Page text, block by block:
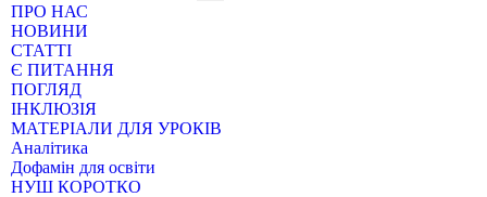
ПРО НАС
НОВИНИ
СТАТТІ
Є ПИТАННЯ
ПОГЛЯД
ІНКЛЮЗІЯ
МАТЕРІАЛИ ДЛЯ УРОКІВ
Аналітика
Дофамін для освіти
НУШ КОРОТКО